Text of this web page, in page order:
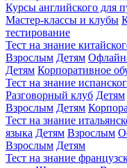
Курсы английского для
Мастер-классы и клубы
тестирование
Тест на знание
Взрослым Детям
Детям Корпоративное
Тест на знание
Разговорный клуб Детям
Взрослым Детям
Тест на знание
языка Детям Взрослым
Взрослым Детям
Тест на знание